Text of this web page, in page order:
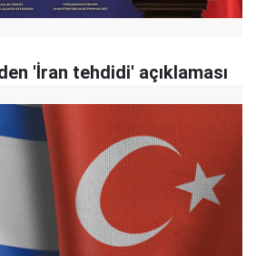
'İran tehdidi' açıklaması